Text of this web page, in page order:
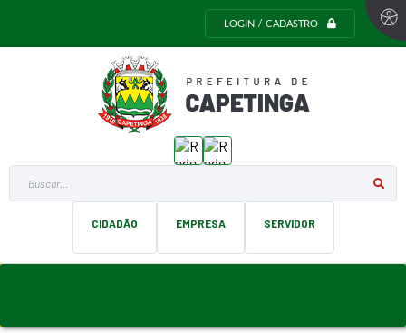
LOGIN / CADASTRO
Buscar...
CIDADÃO EMPRESA SERVIDOR